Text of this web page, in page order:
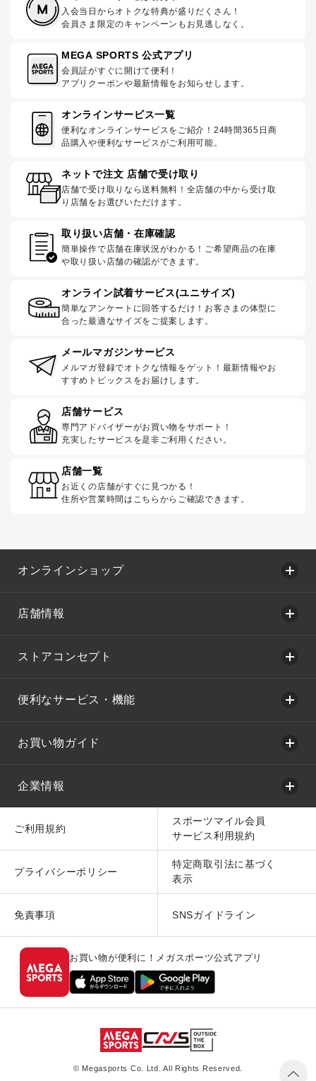
入会当日からオトクな特典が盛りだくさん！
会員さま限定のキャンペーンもお見逃しなく。
MEGA SPORTS 公式アプリ
会員証がすぐに開けて便利！
アプリクーポンや最新情報をお知らせします。
オンラインサービス一覧
便利なオンラインサービスをご紹介！24時間365日商
品購入や便利なサービスがご利用可能。
ネットで注文 店舗で受け取り
店舗で受け取りなら送料無料！全店舗の中から受け取
り店舗をお選びいただけます。
取り扱い店舗・在庫確認
簡単操作で店舗在庫状況がわかる！ご希望商品の在庫
や取り扱い店舗の確認ができます。
オンライン試着サービス(ユニサイズ)
簡単なアンケートに回答するだけ！お客さまの体型に
合った最適なサイズをご提案します。
メールマガジンサービス
メルマガ登録でオトクな情報をゲット！最新情報やお
すすめトピックスをお届けします。
店舗サービス
専門アドバイザーがお買い物をサポート！
充実したサービスを是非ご利用ください。
店舗一覧
お近くの店舗がすぐに見つかる！
住所や営業時間はこちらからご確認できます。
オンラインショップ
店舗情報
ストアコンセプト
便利なサービス・機能
お買い物ガイド
企業情報
ご利用規約
スポーツマイル会員
サービス利用規約
プライバシーポリシー
特定商取引法に基づく
表示
免責事項 SNSガイドライン
お買い物が便利に！メガスポーツ公式アプリ
© Megasports Co. Ltd. All Rights Reserved.